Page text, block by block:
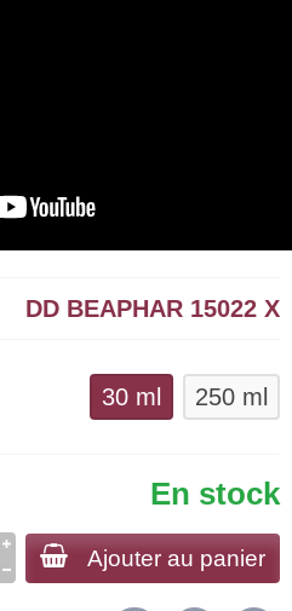
DD BEAPHAR 15022 X
30 ml 250 ml
En stock
Ajouter au panier